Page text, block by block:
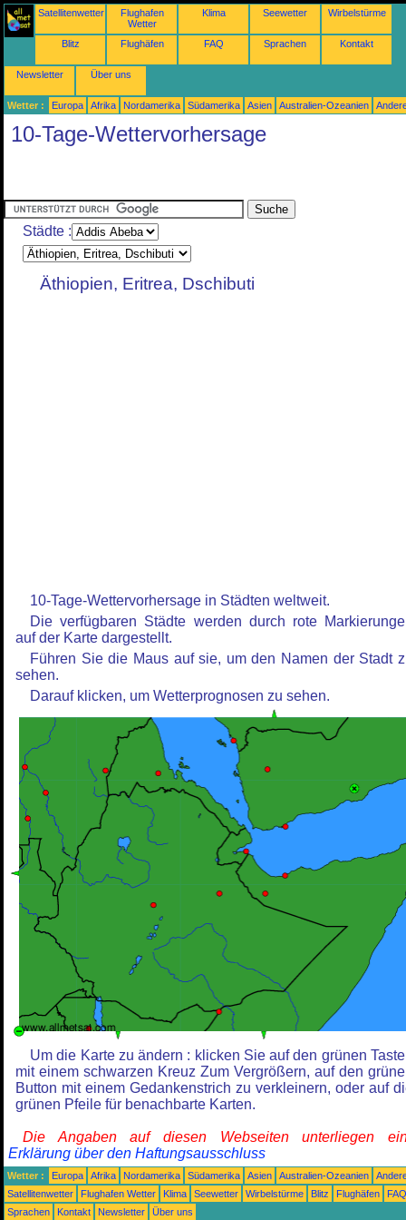
Satellitenwetter
Flughafen
Wetter
Klima Seewetter Wirbelstürme
Blitz Flughäfen FAQ Sprachen Kontakt
Newsletter Über uns
Wetter : Europa Afrika Nordamerika Südamerika Asien Australien-Ozeanien
10-Tage-Wettervorhersage
Städte :
Äthiopien, Eritrea, Dschibuti
10-Tage-Wettervorhersage in Städten weltweit.
Die verfügbaren Städte werden durch rote
auf der Karte dargestellt.
Führen Sie die Maus auf sie, um den Namen der Stadt
sehen.
Darauf klicken, um Wetterprognosen zu sehen.
Um die Karte zu ändern : klicken Sie auf den grünen
mit einem schwarzen Kreuz Zum Vergrößern, auf den
Button mit einem Gedankenstrich zu verkleinern, oder auf
grünen Pfeile für benachbarte Karten.
Die Angaben auf diesen Webseiten unterliegen
Erklärung über den Haftungsausschluss
Wetter : Europa Afrika Nordamerika Südamerika Asien Australien-Ozeanien
Satellitenwetter
Flughafen Wetter Klima Seewetter Wirbelstürme Blitz Flughäfen
FAQ
Sprachen
Kontakt Newsletter Über uns